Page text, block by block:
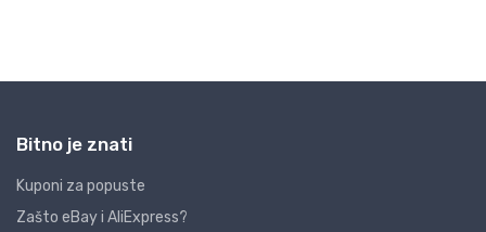
Bitno je znati
Kuponi za popuste
Zašto eBay i AliExpress?